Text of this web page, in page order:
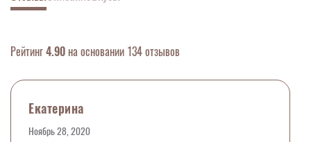
Рейтинг4.90 на основании 134 отзывов
Екатерина
Ноябрь 28, 2020